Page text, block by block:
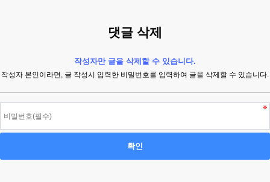
댓글 삭제
작성자만 글을 삭제할 수 있습니다.
작성자 본인이라면, 글 작성시 입력한 비밀번호를 입력하여 글을 삭제할 수 있습니다.